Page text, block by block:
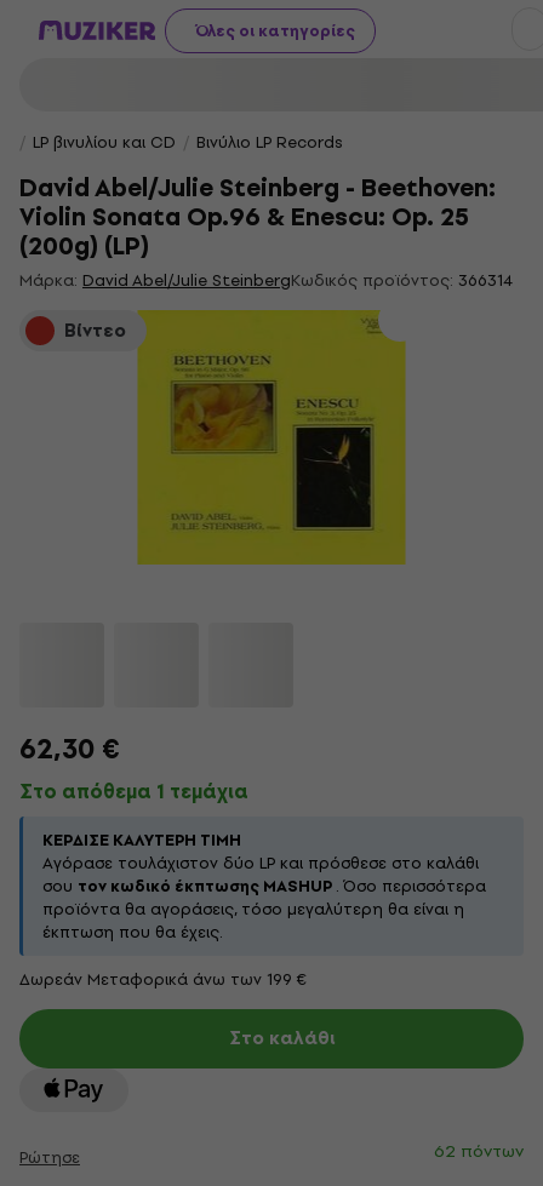
Όλες οι κατηγορίες
LP βινυλίου και CD Βινύλιο LP Records
David Abel/Julie Steinberg - Beethoven:
Violin Sonata Op.96 & Enescu: Op. 25
(200g) (LP)
Μάρκα: David Abel/Julie SteinbergΚωδικός προϊόντος: 366314
Βίντεο
62,30 €
Στο απόθεμα 1 τεμάχια
ΚΈΡΔΙΣΕ ΚΑΛΎΤΕΡΗ ΤΙΜΉ
Αγόρασε τουλάχιστον δύο LP και πρόσθεσε στο καλάθι
σου τον κωδικό έκπτωσης MASHUP. Όσο περισσότερα
προϊόντα θα αγοράσεις, τόσο μεγαλύτερη θα είναι η
έκπτωση που θα έχεις.
Δωρεάν Μεταφορικά άνω των 199 €
Στο καλάθι
Ρώτησε
62 πόντων